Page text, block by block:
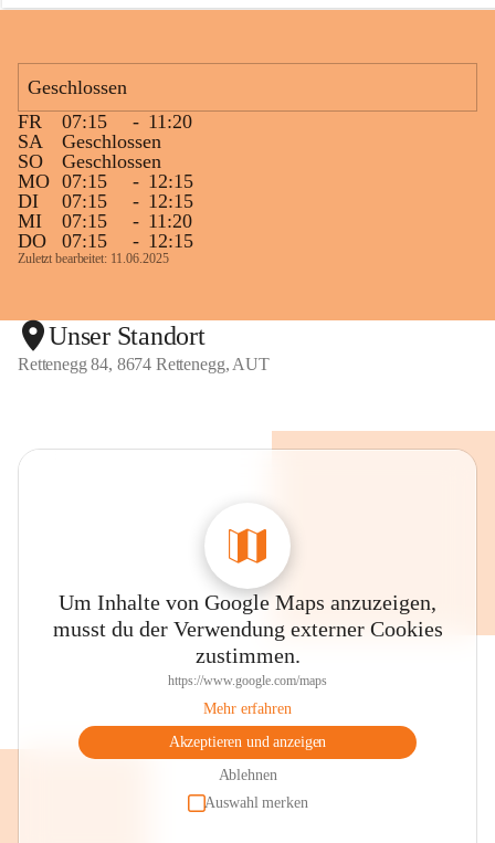
n
Geschlossen
FR
07:15 - 11:20
SA
Geschlossen
SO
Geschlossen
MO 07:15 - 12:15
DI
07:15 - 12:15
MI
07:15 - 11:20
DO
07:15 - 12:15
Zuletzt bearbeitet: 11.06.2025
Unser Standort
Rettenegg 84, 8674 Rettenegg, AUT
Um Inhalte von Google Maps anzuzeigen,
musst du der Verwendung externer Cookies
zustimmen.
https://www.google.com/maps
Mehr erfahren
Akzeptieren und anzeigen
Ablehnen
Auswahl merken